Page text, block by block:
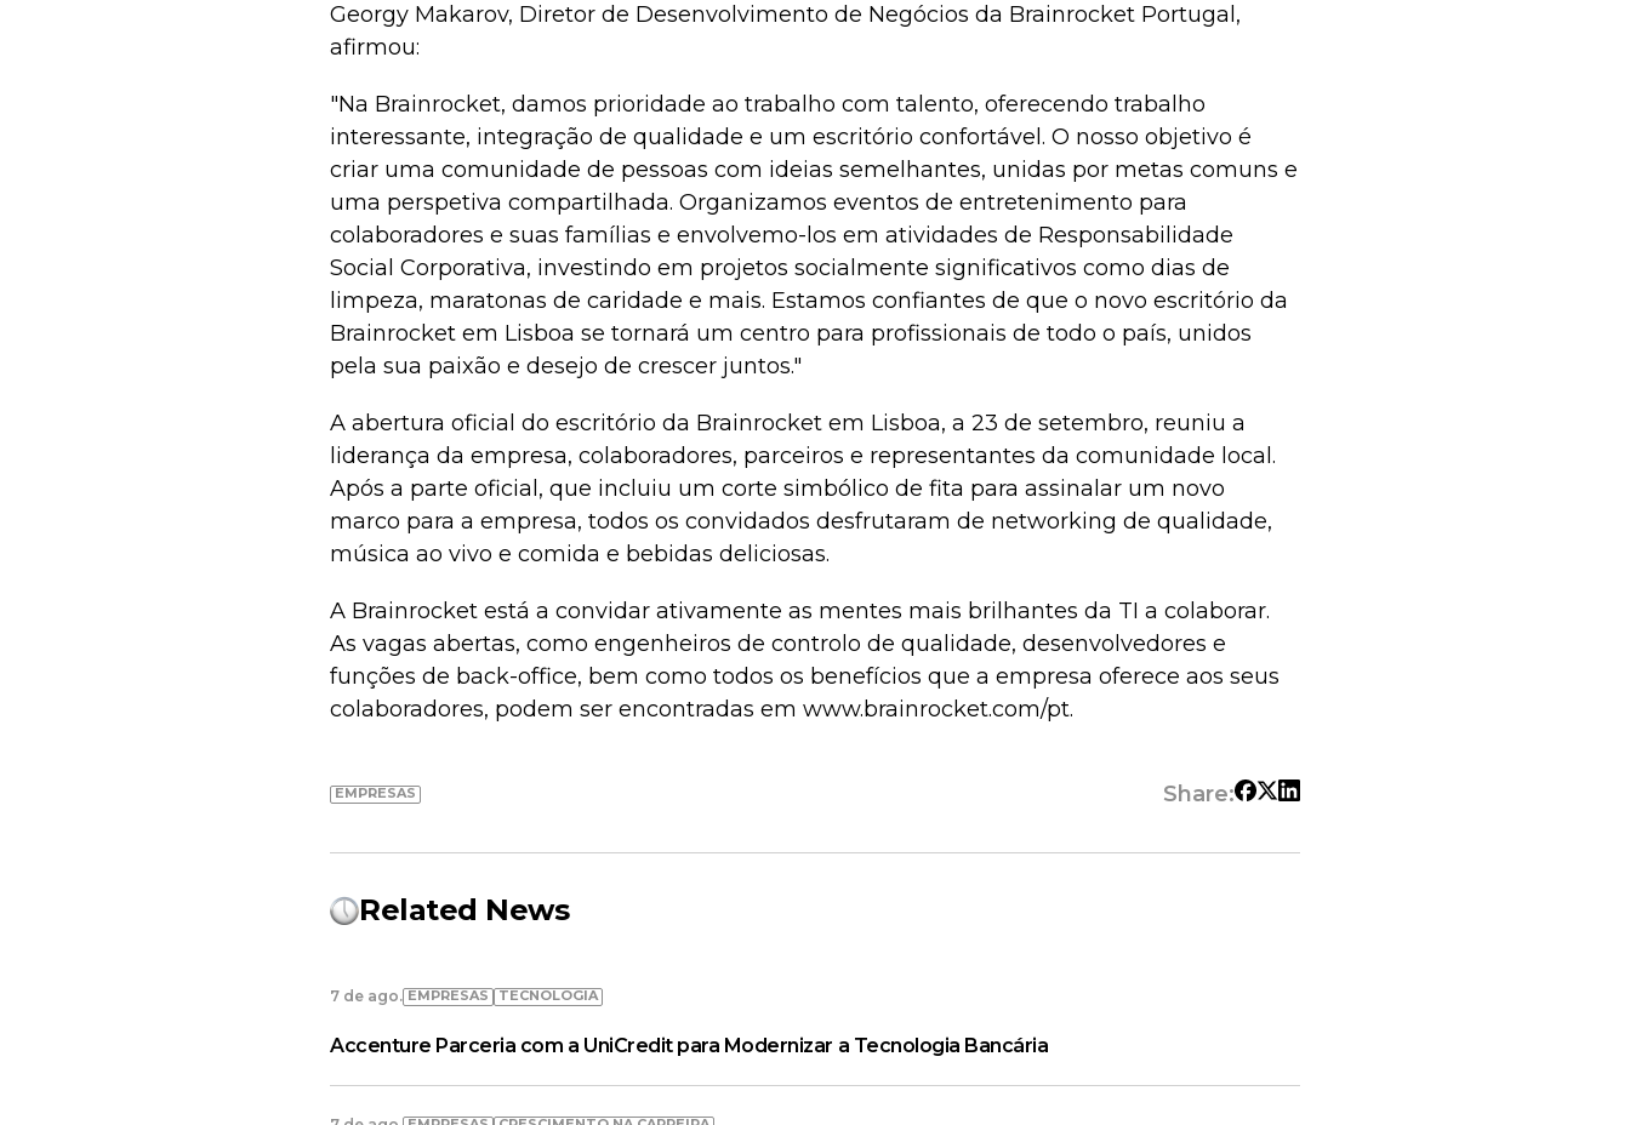
Georgy Makarov, Diretor de Desenvolvimento de Negócios da Brainrocket Portugal,
afirmou:
"Na Brainrocket, damos prioridade ao trabalho com talento, oferecendo trabalho
interessante, integração de qualidade e um escritório confortável. O nosso objetivo é
criar uma comunidade de pessoas com ideias semelhantes, unidas por metas comuns e
uma perspetiva compartilhada. Organizamos eventos de entretenimento para
colaboradores e suas famílias e envolvemo-los em atividades de Responsabilidade
Social Corporativa, investindo em projetos socialmente significativos como dias de
limpeza, maratonas de caridade e mais. Estamos confiantes de que o novo escritório da
Brainrocket em Lisboa se tornará um centro para profissionais de todo o país, unidos
pela sua paixão e desejo de crescer juntos."
A abertura oficial do escritório da Brainrocket em Lisboa, a 23 de setembro, reuniu a
liderança da empresa, colaboradores, parceiros e representantes da comunidade local.
Após a parte oficial, que incluiu um corte simbólico de fita para assinalar um novo
marco para a empresa, todos os convidados desfrutaram de networking de qualidade,
música ao vivo e comida e bebidas deliciosas.
A Brainrocket está a convidar ativamente as mentes mais brilhantes da TI a colaborar.
As vagas abertas, como engenheiros de controlo de qualidade, desenvolvedores e
funções de back-office, bem como todos os benefícios que a empresa oferece aos seus
colaboradores, podem ser encontradas em www.brainrocket.com/pt.
EMPRESAS Share:
Related News
7 de ago. EMPRESAS TECNOLOGIA
Accenture Parceria com a UniCredit para Modernizar a Tecnologia Bancária